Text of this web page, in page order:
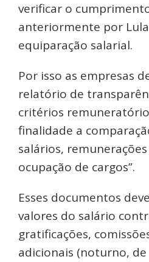
verificar o
anteriormente por
equiparação salarial.
Por isso as empresas
relatório de
critérios
finalidade a
salários,
ocupação de cargos”.
Esses documentos
valores do salário
gratificações,
adicionais (noturno,